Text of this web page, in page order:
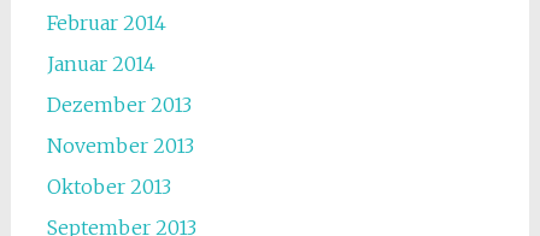
Februar 2014
Januar 2014
Dezember 2013
November 2013
Oktober 2013
September 2013